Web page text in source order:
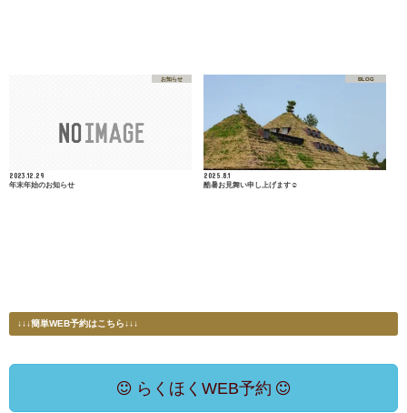
お知らせ
2023.12.29
年末年始のお知らせ
BLOG
2025.8.1
酷暑お見舞い申し上げます☺
↓↓↓簡単WEB予約はこちら↓↓↓
らくほくWEB予約